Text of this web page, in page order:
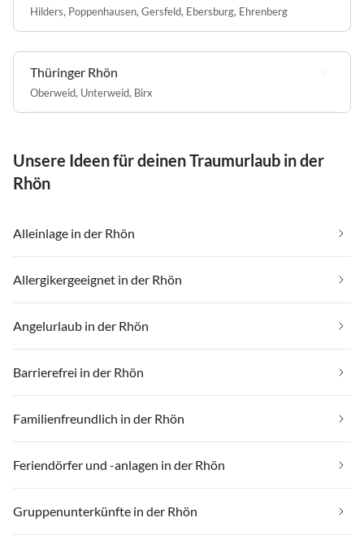
Hilders, Poppenhausen, Gersfeld, Ebersburg, Ehrenberg
Thüringer Rhön
Oberweid, Unterweid, Birx
Unsere Ideen für deinen Traumurlaub in der
Rhön
Alleinlage in der Rhön
Allergikergeeignet in der Rhön
Angelurlaub in der Rhön
Barrierefrei in der Rhön
Familienfreundlich in der Rhön
Feriendörfer und -anlagen in der Rhön
Gruppenunterkünfte in der Rhön